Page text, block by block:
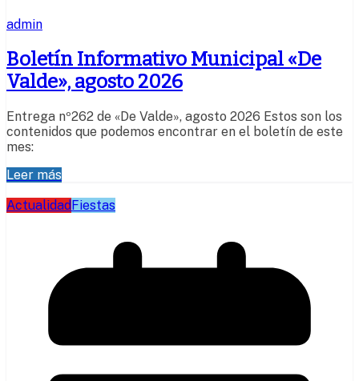
admin
Boletín Informativo Municipal «De
Valde», agosto 2026
Entrega nº262 de «De Valde», agosto 2026 Estos son los
contenidos que podemos encontrar en el boletín de este
mes:
Leer más
ActualidadFiestas